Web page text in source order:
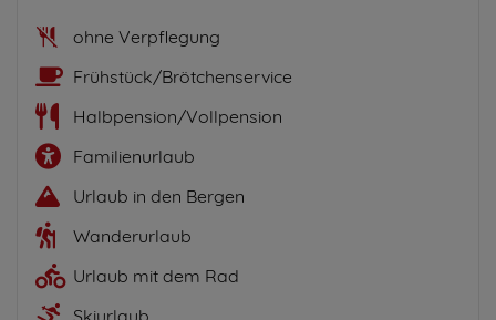
ohne Verpflegung
Frühstück/Brötchenservice
Halbpension/Vollpension
Familienurlaub
Urlaub in den Bergen
Wanderurlaub
Urlaub mit dem Rad